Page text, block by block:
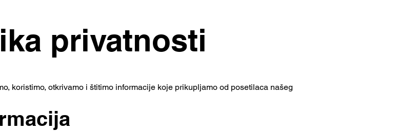
privatnosti
koristimo, otkrivamo i štitimo informacije koje prikupljamo od posetilaca našeg